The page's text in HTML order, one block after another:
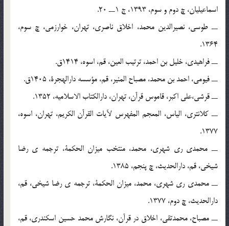
اسماعیلیان، چ دوم و سوم، 1393، ج 1ــ 20.
ــ طوسی، نصیرالدین محمد، اخلاق ناصری، تهران، خوارزمی، چ سوم،
1364.
ــ فراهیدی، خلیل بن احمد، ترتیب العین، قم، اسوه، 1414ق.
ــ فیومی، احمد بن محمد، مصباح المنیر، قم، مؤسسه دارالهجرة، 1405ق.
ــ قرشی،علی اکبر، قاموس قرآن، تهران، دارالکتاب الاسلامیه، 1352.
ــ کلانتری، الیاس، المعجم المفهرس لآیات القرآن الکریم، تهران، اسوه،
1377.
ــ محمدی ری شهری، محمد، منتخب میزان الحکمة، ترجمه ی رضا
شیخی، قم، دارالحدیث، چ پنجم، 1385.
ــ محمدی ری شهری، محمد، میزان الحکمة، ترجمه ی رضا شیخی، قم،
دارالحدیث، چ دوم، 1377.
ــ مصباح، محمدتقی، اخلاق در قرآن، نگارش محمد حسین اسکندری، قم،